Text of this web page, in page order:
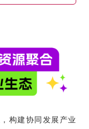
构建协同发展产业